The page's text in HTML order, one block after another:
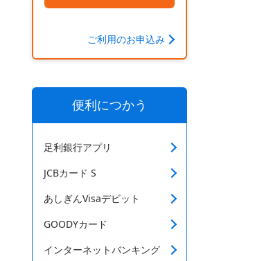
ご利用のお申込み
便利につかう
足利銀行アプリ
JCBカード S
あしぎんVisaデビット
GOODYカード
インターネットバンキング